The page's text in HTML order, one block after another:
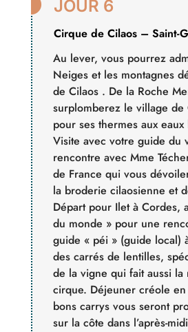
 JOUR 6
Cirque de Cilaos – Saint-
Au lever, vous pourrez
Neiges et les montagnes
de Cilaos . De la Roche
surplomberez le village de
pour ses thermes aux
Visite avec votre guide du
rencontre avec Mme
de France qui vous
la broderie cilaosienne et
Départ pour Ilet à Cordes,
du monde » pour une
guide « péi » (guide local)
des carrés de lentilles,
de la vigne qui fait aussi la
cirque. Déjeuner créole
bons carrys vous seront
sur la côte dans l’après-